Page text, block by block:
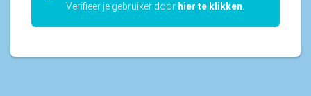
Verifieer je gebruiker door hier te klikken